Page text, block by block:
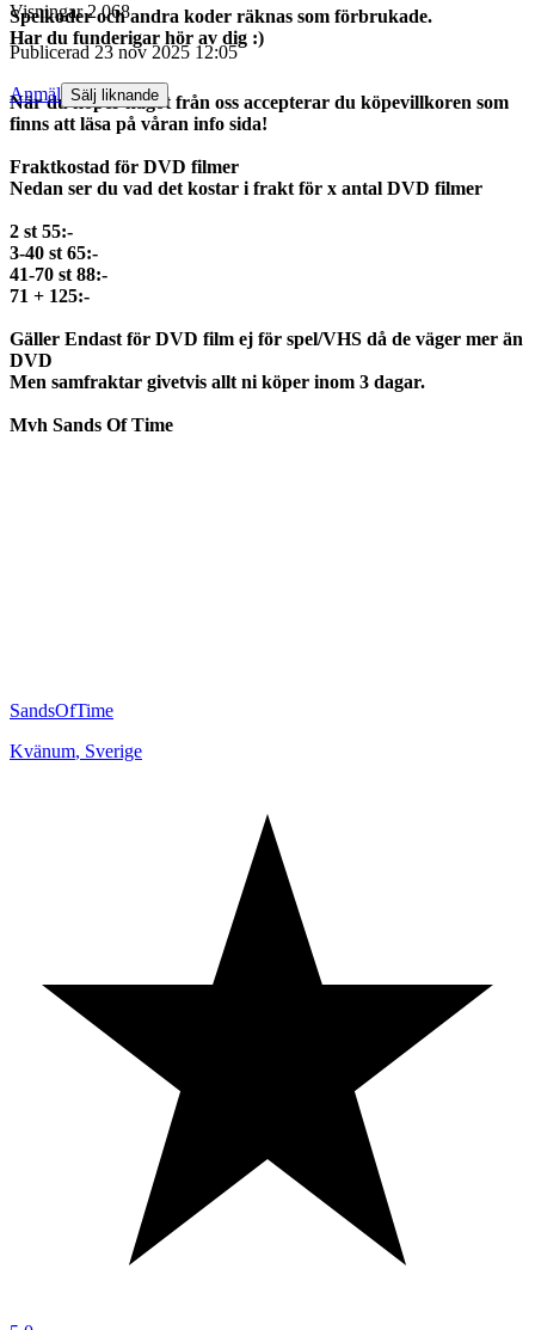
Spelkoder och andra koder räknas som förbrukade.
Har du funderigar hör av dig :)
När du köper något från oss accepterar du köpevillkoren som
finns att läsa på våran info sida!
Fraktkostad för DVD filmer
Nedan ser du vad det kostar i frakt för x antal DVD filmer
2 st 55:-
3-40 st 65:-
41-70 st 88:-
71 + 125:-
Gäller Endast för DVD film ej för spel/VHS då de väger mer än
DVD
Men samfraktar givetvis allt ni köper inom 3 dagar.
Mvh Sands Of Time
Visningar 2 068
Publicerad 23 nov 2025 12:05
Anmäl Sälj liknande
SandsOfTime
Kvänum, Sverige